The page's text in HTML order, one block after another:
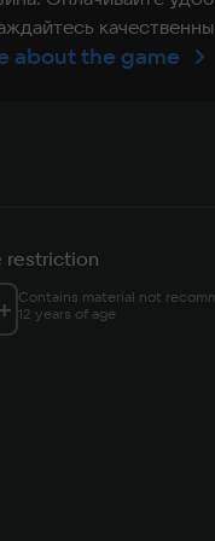
about the game
restriction
+ Contains material not
12 years of age